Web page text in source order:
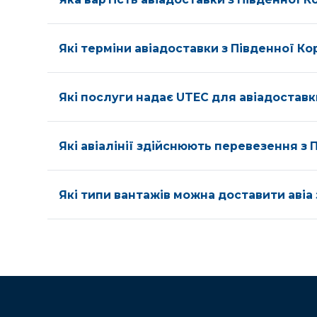
Які терміни авіадоставки з Південної
Які послуги надає UTEC для
Які авіалінії здійснюють перевезення з
Які типи вантажів можна доставити авіа